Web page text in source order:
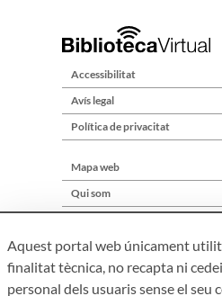
Accessibilitat
Avís legal
Política de privacitat
Mapa web
Qui som
Aquest portal web únicament
finalitat tècnica, no recapta ni
personal dels usuaris sense el